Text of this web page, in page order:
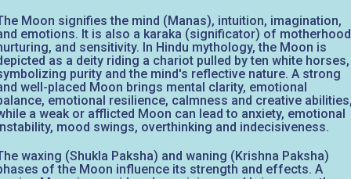
Moon signifies the mind (Manas), intuition, imagination,
emotions. It is also a karaka (significator) of
and sensitivity. In Hindu mythology, the Moon is
as a deity riding a chariot pulled by ten white horses,
purity and the mind's reflective nature. A strong
well-placed Moon brings mental clarity, emotional
emotional resilience, calmness and creative
a weak or afflicted Moon can lead to anxiety, emotional
mood swings, overthinking and indecisiveness.
waxing (Shukla Paksha) and waning (Krishna Paksha)
of the Moon influence its strength and effects. A